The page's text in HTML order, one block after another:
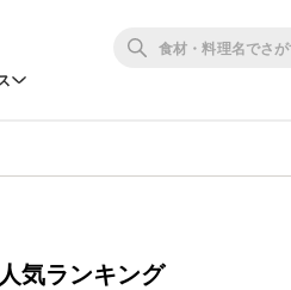
人気ランキング